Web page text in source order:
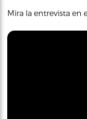
Mira la entrevista en